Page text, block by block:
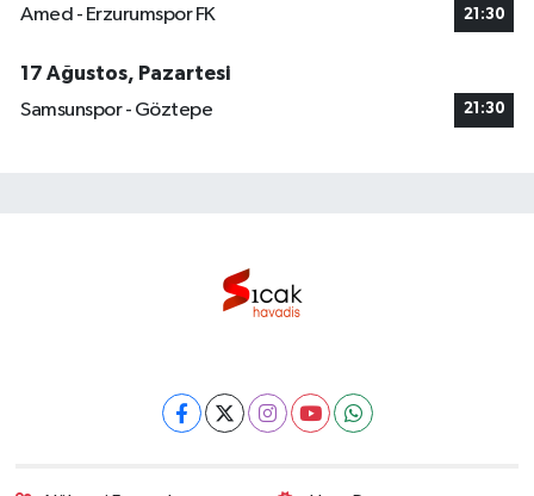
Amed - Erzurumspor FK 21:30
17 Ağustos, Pazartesi
Samsunspor - Göztepe
21:30